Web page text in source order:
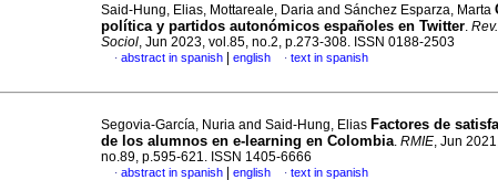
Said-Hung, Elias, Mottareale, Daria and Sánchez Esparza, Marta
política y partidos autonómicos españoles en Twitter.
Sociol, Jun 2023, vol.85, no.2, p.273-308. ISSN 0188-2503
· abstract in spanish english · text in spanish
Segovia-García, Nuria and Said-Hung, Elias Factores de
de los alumnos en e-learning en Colombia. RMIE, Jun
no.89, p.595-621. ISSN 1405-6666
· abstract in spanish english · text in spanish